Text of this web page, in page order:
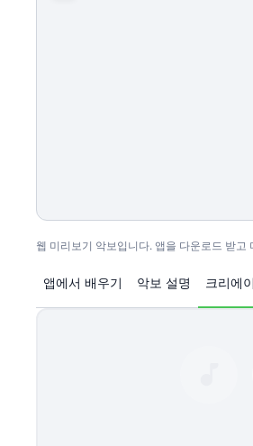
웹 미리보기 악보입니다. 앱을 다운로드 받고
앱에서 배우기 악보 설명 크리에